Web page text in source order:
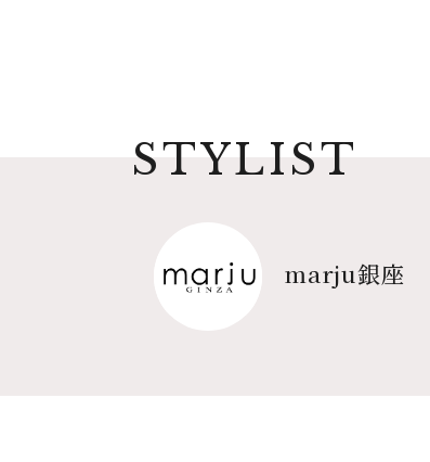
STYLIST
marju銀座